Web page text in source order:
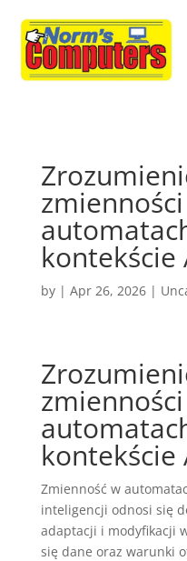
kontekście
by | Apr 26, 2026|
kontekście
Zmienność w
inteligencji odnosi się
adaptacji i modyfikacji
się dane oraz warunki